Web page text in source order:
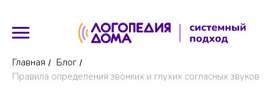
Главная / Блог /
Правила определения звонких и глухих согласных звуков